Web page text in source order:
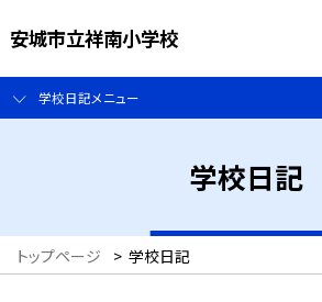
安城市立祥南小学校
学校日記メニュー
学校日記
トップページ > 学校日記